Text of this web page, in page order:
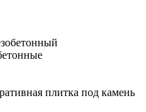
плитка под камень